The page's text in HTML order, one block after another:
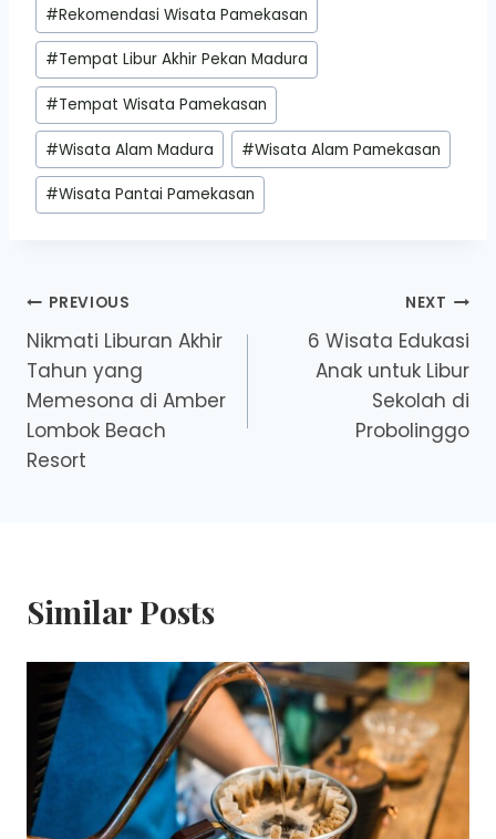
#Rekomendasi Wisata Pamekasan
#Tempat Libur Akhir Pekan Madura
#Tempat Wisata Pamekasan
#Wisata Alam Madura #Wisata Alam Pamekasan
#Wisata Pantai Pamekasan
Post
navigation
PREVIOUS
Nikmati Liburan Akhir
Tahun yang
Memesona di Amber
Lombok Beach
Resort
NEXT
6 Wisata Edukasi
Anak untuk Libur
Sekolah di
Probolinggo
Similar Posts